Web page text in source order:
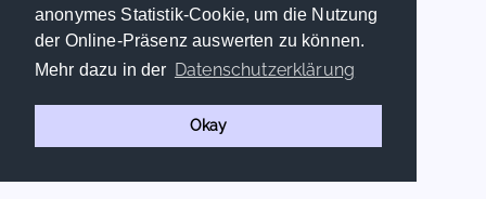
anonymes Statistik-Cookie, um die Nutzung
der Online-Präsenz auswerten zu können.
Mehr dazu in der Datenschutzerklärung
Okay